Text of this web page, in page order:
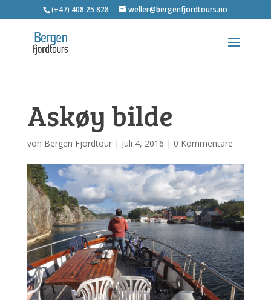
(+47) 408 25 828 weller@bergenfjordtours.no
Askøy bilde
von Bergen Fjordtour| Juli 4, 2016 | 0 Kommentare